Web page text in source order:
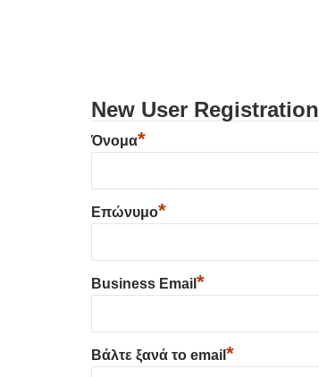
New User Registration
Όνομα*
Επώνυμο*
Business Email *
Βάλτε ξανά το email *